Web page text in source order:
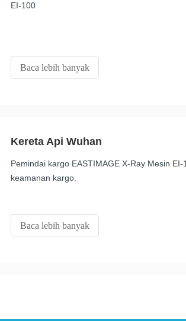
EI-100
Baca lebih banyak
Kereta Api Wuhan
Pemindai kargo EASTIMAGE X-Ray Mesin
keamanan kargo.
Baca lebih banyak